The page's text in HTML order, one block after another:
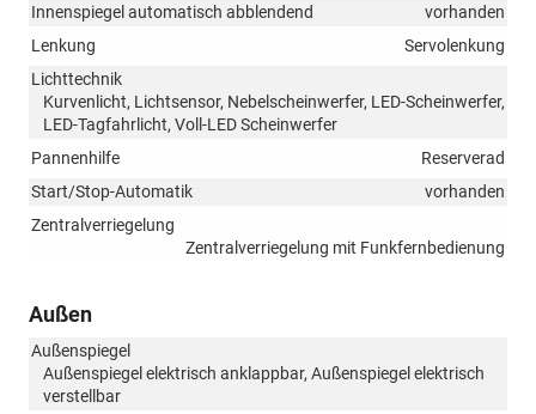
Innenspiegel automatisch abblendend
vorhanden
Lenkung
Servolenkung
Lichttechnik
Kurvenlicht, Lichtsensor, Nebelscheinwerfer, LED-Scheinwerfer,
LED-Tagfahrlicht, Voll-LED Scheinwerfer
Pannenhilfe
Reserverad
Start/Stop-Automatik
vorhanden
Zentralverriegelung
Zentralverriegelung mit Funkfernbedienung
Außen
Außenspiegel
Außenspiegel elektrisch anklappbar, Außenspiegel elektrisch
verstellbar